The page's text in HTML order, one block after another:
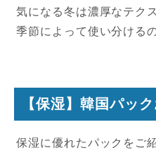
気になる冬は濃厚なテク
季節によって使い分ける
【保湿】韓国パッ
保湿に優れたパックをご